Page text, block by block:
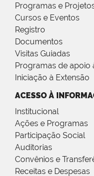
Programas e
Cursos e Eventos
Registro
Documentos
Visitas Guiadas
Programas de apoio
Iniciação à Extensão
ACESSO À
Institucional
Ações e Programas
Participação Social
Auditorias
Convênios e
Receitas e Despesas